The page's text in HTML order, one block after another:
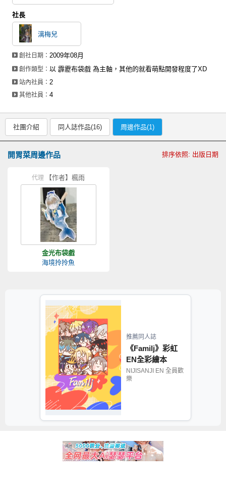
社長
漓梅兒
創社日期：2009年08月
創作類型：以 霹靂布袋戲 為主軸，其他的就看萌點開發程度了XD
站內社員：2
其他社員：4
社團介紹 同人誌作品(16) 周邊作品(1)
開胃菜周邊作品 排序依照: 出版日期
代理 【作者】楓雨
金光布袋戲
海境拎拎魚
推薦同人誌
《Familj》彩虹
EN全彩繪本
NIJISANJI EN 全員歡
樂